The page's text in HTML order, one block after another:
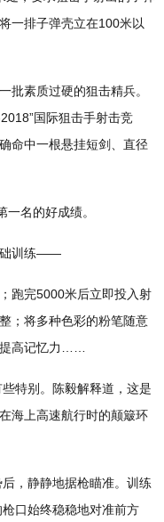
一排子弹壳立在100米以
批素质过硬的狙击精兵。
国际狙击手射击竞
命中一根悬挂短剑、直径
一名的好成绩。
础训练——
跑完5000米后立即投入射
；将多种色彩的粉笔随意
高记忆力……
特别。陈毅解释道，这是
海上高速航行时的颠簸环
，静静地据枪瞄准。训练
口始终稳稳地对准前方